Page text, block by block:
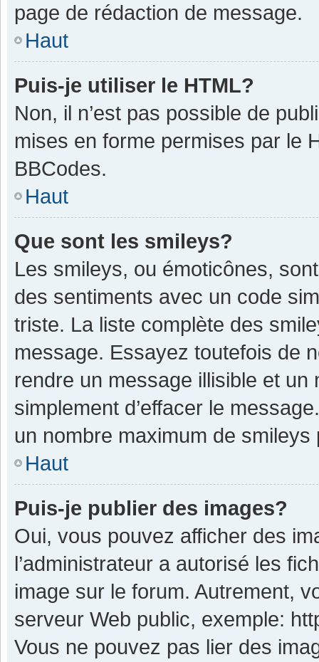
page de rédaction de message.
Haut
Puis-je utiliser le HTML?
Non, il n’est pas possible de
mises en forme permises par le
BBCodes.
Haut
Que sont les smileys?
Les smileys, ou émoticônes,
des sentiments avec un code
triste. La liste complète des
message. Essayez toutefois de
rendre un message illisible et
simplement d’effacer le
un nombre maximum de smileys
Haut
Puis-je publier des images?
Oui, vous pouvez afficher des
l’administrateur a autorisé les
image sur le forum. Autrement,
serveur Web public, exemple:
Vous ne pouvez pas lier des